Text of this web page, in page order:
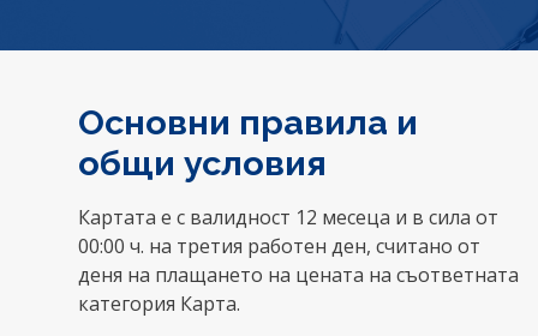
Основни правила и
общи условия
Картата е с валидност 12 месеца и в сила от
00:00 ч. на третия работен ден, считано от
деня на плащането на цената на съответната
категория Карта.